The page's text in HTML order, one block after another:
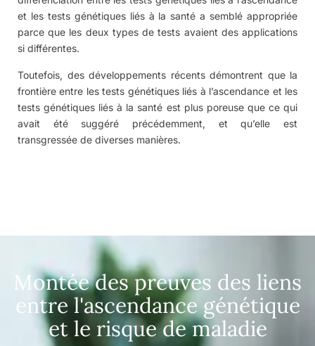
et les tests génétiques liés à la santé a semblé appropriée
parce que les deux types de tests avaient des applications
si différentes.
Toutefois, des développements récents démontrent que la
frontière entre les tests génétiques liés à l’ascendance et les
tests génétiques liés à la santé est plus poreuse que ce qui
avait été suggéré précédemment, et qu’elle est
transgressée de diverses manières.
Montée des preuves des liens
entre l'ascendance génétique
et le risque de maladie